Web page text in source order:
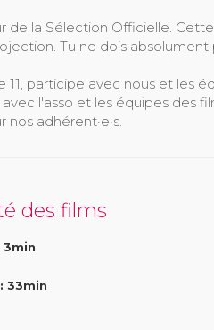
de la Sélection Officielle.
Tu ne dois absolument
11, participe avec nous et les
l'asso et les équipes des
adhérent·e·s.
des films
3min
33min